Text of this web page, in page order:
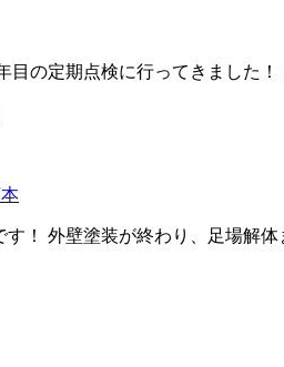
の定期点検に行ってきました
！ 外壁塗装が終わり、足場解